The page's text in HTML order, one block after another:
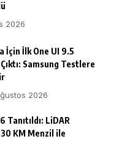
2026
İçin İlk One UI 9.5
Çıktı: Samsung Testlere
2026
Tanıtıldı: LiDAR
KM Menzil ile